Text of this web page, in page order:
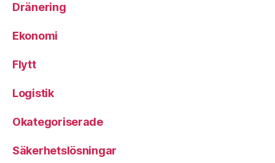
Dränering
Ekonomi
Flytt
Logistik
Okategoriserade
Säkerhetslösningar